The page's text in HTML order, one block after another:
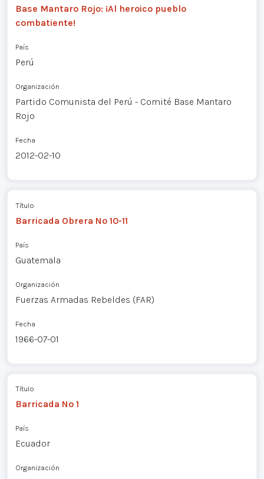
Base Mantaro Rojo: ¡Al heroico pueblo
combatiente!
País
Perú
Organización
Partido Comunista del Perú - Comité Base Mantaro
Rojo
Fecha
2012-02-10
Título
Barricada Obrera Nº 10-11
País
Guatemala
Organización
Fuerzas Armadas Rebeldes (FAR)
Fecha
1966-07-01
Título
Barricada Nº 1
País
Ecuador
Organización